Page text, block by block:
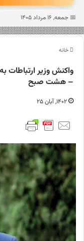
📅 جمعه, ۱۶ مرداد ۱۴۰۵
خانه
واکنش وزیر ارتباطات
– هشت صبح
۱۴۰۲, آبان ۲۵